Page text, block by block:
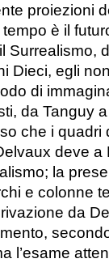
proiezioni
è il
Surrealismo,
Dieci, egli
di
da Tanguy
che i quadri
deve a
la
e colonne
da
l’esame